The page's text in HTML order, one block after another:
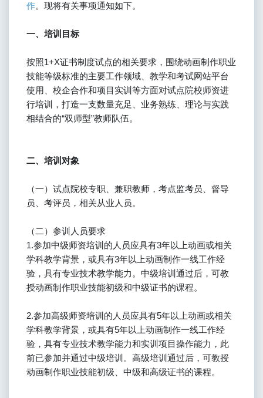
作。现将有关事项通知如下。
一、培训目标
按照1+X证书制度试点的相关要求，围绕动画制作职业
技能等级标准的主要工作领域、教学和考试网站平台
使用、校企合作和项目实训等方面对试点院校师资进
行培训，打造一支数量充足、业务熟练、理论与实践
相结合的“双师型”教师队伍。
二、培训对象
（一）试点院校专职、兼职教师，考点监考员、督导
员、考评员，相关从业人员。
（二）参训人员要求
1.参加中级师资培训的人员应具有3年以上动画或相关
学科教学背景，或具有3年以上动画制作一线工作经
验，具有专业技术教学能力。中级培训通过后，可教
授动画制作职业技能初级和中级证书的课程。
2.参加高级师资培训的人员应具有5年以上动画或相关
学科教学背景，或具有5年以上动画制作一线工作经
验，具有专业技术教学能力和实训项目操作能力，此
前已参加并通过中级培训。高级培训通过后，可教授
动画制作职业技能初级、中级和高级证书的课程。